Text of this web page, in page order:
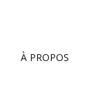
À PROPOS